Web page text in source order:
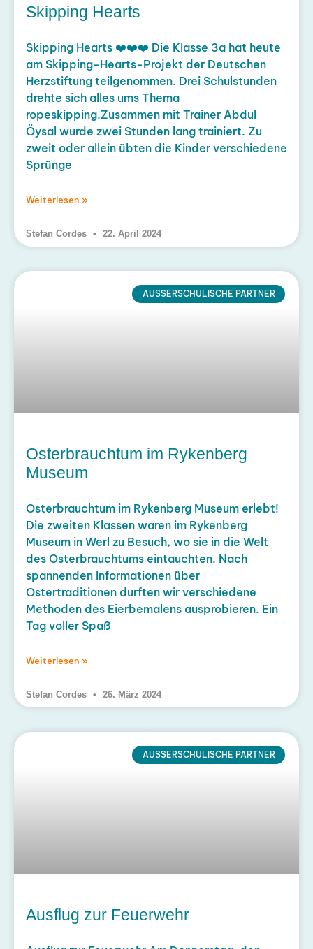
Skipping Hearts
Skipping Hearts ❤️❤️❤️ Die Klasse 3a hat heute
am Skipping-Hearts-Projekt der Deutschen
Herzstiftung teilgenommen. Drei Schulstunden
drehte sich alles ums Thema
ropeskipping.Zusammen mit Trainer Abdul
Öysal wurde zwei Stunden lang trainiert. Zu
zweit oder allein übten die Kinder verschiedene
Sprünge
Weiterlesen »
Stefan Cordes 22. April 2024
AUSSERSCHULISCHE PARTNER
Osterbrauchtum im Rykenberg
Museum
Osterbrauchtum im Rykenberg Museum erlebt!
Die zweiten Klassen waren im Rykenberg
Museum in Werl zu Besuch, wo sie in die Welt
des Osterbrauchtums eintauchten. Nach
spannenden Informationen über
Ostertraditionen durften wir verschiedene
Methoden des Eierbemalens ausprobieren. Ein
Tag voller Spaß
Weiterlesen »
Stefan Cordes 26. März 2024
AUSSERSCHULISCHE PARTNER
Ausflug zur Feuerwehr